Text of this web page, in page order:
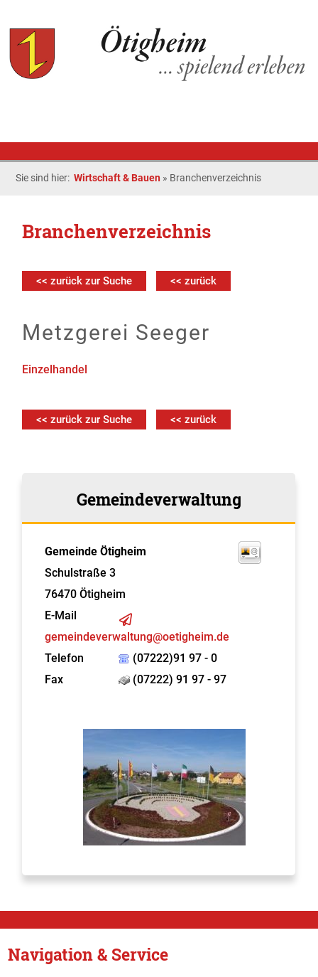
Sie sind hier:Wirtschaft & Bauen » Branchenverzeichnis
Branchenverzeichnis
<< zurück zur Suche << zurück
Metzgerei Seeger
Einzelhandel
<< zurück zur Suche << zurück
Gemeindeverwaltung
Gemeinde Ötigheim
Schulstraße 3
76470 Ötigheim
E-Mail
gemeindeverwaltung@oetigheim.de
Telefon
(07222)91 97 - 0
Fax
(07222) 91 97 - 97
Navigation & Service